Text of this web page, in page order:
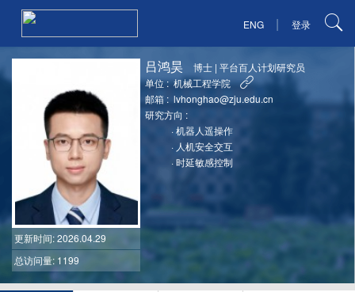
ENG | 登录
更新时间: 2026.04.29
总访问量: 1199
吕鸿昊 博士 |平台百人计划研究员
单位 : 机械工程学院
邮箱 : lvhonghao@zju.edu.cn
研究方向 :
·机器人遥操作
· 人机安全交互
·时延敏感控制